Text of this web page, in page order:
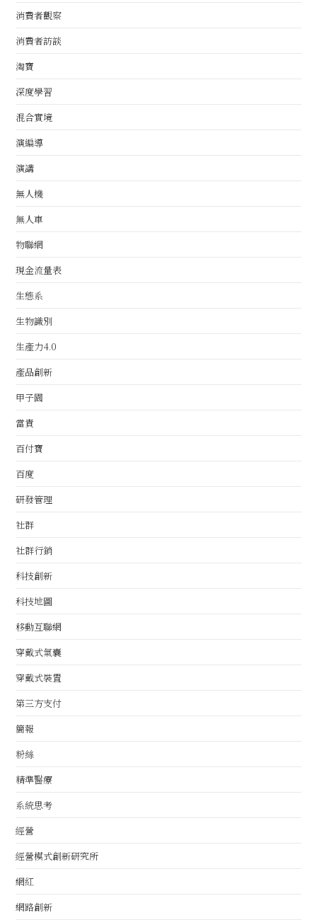
消費者觀察
消費者訪談
淘寶
深度學習
混合實境
演編導
演講
無人機
無人車
物聯網
現金流量表
生態系
生物識別
生產力4.0
產品創新
甲子園
當責
百付寶
百度
研發管理
社群
社群行銷
科技創新
科技地圖
移動互聯網
穿戴式氣囊
穿戴式裝置
第三方支付
簡報
粉絲
精準醫療
系統思考
經營
經營模式創新研究所
網紅
網路創新